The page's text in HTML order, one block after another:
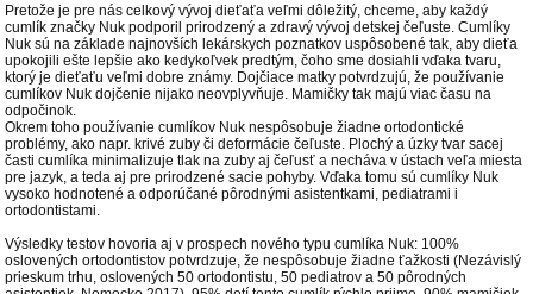
Pretože je pre nás celkový vývoj dieťaťa veľmi dôležitý, chceme, aby každý
cumlík značky Nuk podporil prirodzený a zdravý vývoj detskej čeľuste. Cumlíky
Nuk sú na základe najnovších lekárskych poznatkov uspôsobené tak, aby dieťa
upokojili ešte lepšie ako kedykoľvek predtým, čoho sme dosiahli vďaka tvaru,
ktorý je dieťaťu veľmi dobre známy. Dojčiace matky potvrdzujú, že používanie
cumlíkov Nuk dojčenie nijako neovplyvňuje. Mamičky tak majú viac času na
odpočinok.
Okrem toho používanie cumlíkov Nuk nespôsobuje žiadne ortodontické
problémy, ako napr. krivé zuby či deformácie čeľuste. Plochý a úzky tvar sacej
časti cumlíka minimalizuje tlak na zuby aj čeľusť a necháva v ústach veľa miesta
pre jazyk, a teda aj pre prirodzené sacie pohyby. Vďaka tomu sú cumlíky Nuk
vysoko hodnotené a odporúčané pôrodnými asistentkami, pediatrami i
ortodontistami.
Výsledky testov hovoria aj v prospech nového typu cumlíka Nuk: 100%
oslovených ortodontistov potvrdzuje, že nespôsobuje žiadne ťažkosti (Nezávislý
prieskum trhu, oslovených 50 ortodontistu, 50 pediatrov a 50 pôrodných